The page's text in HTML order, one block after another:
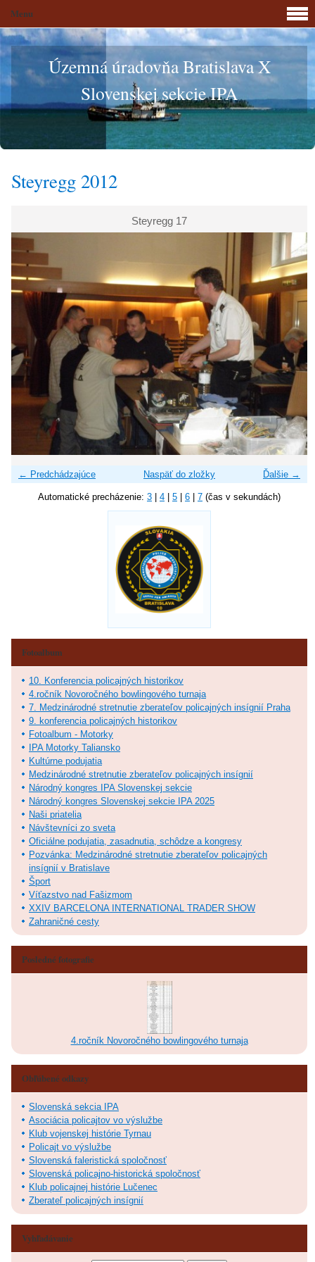
Územná úradovňa Bratislava X
Slovenskej sekcie IPA
Steyregg 2012
Steyregg 17
← Predchádzajúce Ďalšie →
Naspäť do zložky
Automatické precházenie: 3 4 5 6 7 (čas v sekundách)
Menu
Fotoalbum
10. Konferencia policajných historikov
4.ročník Novoročného bowlingového turnaja
7. Medzinárodné stretnutie zberateľov policajných insígnií Praha
9. konferencia policajných historikov
Fotoalbum - Motorky
IPA Motorky Taliansko
Kultúrne podujatia
Medzinárodné stretnutie zberateľov policajných insígnií
Národný kongres IPA Slovenskej sekcie
Národný kongres Slovenskej sekcie IPA 2025
Naši priatelia
Návštevníci zo sveta
Oficiálne podujatia, zasadnutia, schôdze a kongresy
Pozvánka: Medzinárodné stretnutie zberateľov policajných
insígnií v Bratislave
Šport
Víťazstvo nad Fašizmom
XXIV BARCELONA INTERNATIONAL TRADER SHOW
Zahraničné cesty
Posledné fotografie
4.ročník Novoročného bowlingového turnaja
Obľúbené odkazy
Slovenská sekcia IPA
Asociácia policajtov vo výslužbe
Klub vojenskej histórie Tyrnau
Policajt vo výslužbe
Slovenská faleristická spoločnosť
Slovenská policajno-historická spoločnosť
Klub policajnej histórie Lučenec
Zberateľ policajných insígnií
Vyhľadávanie